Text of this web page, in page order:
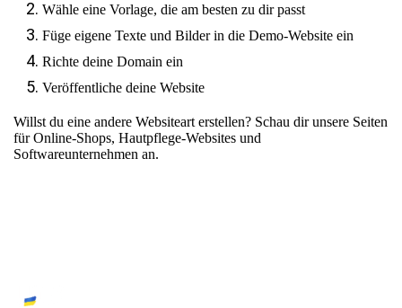
Wähle eine Vorlage, die am besten zu dir passt
Füge eigene Texte und Bilder in die Demo-Website ein
Richte deine Domain ein
Veröffentliche deine Website
Willst du eine andere Websiteart erstellen? Schau dir unsere Seiten
fürOnline-Shops, Hautpflege-Websites und
Softwareunternehmen an.